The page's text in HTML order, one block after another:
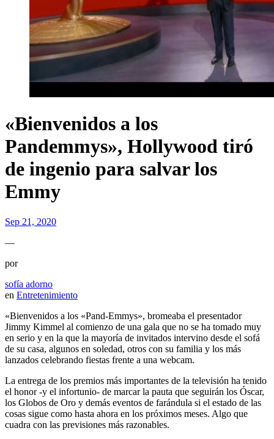
«Bienvenidos a los
Pandemmys», Hollywood tiró
de ingenio para salvar los
Emmy
Sep 21, 2020
—
por
sofía adorno
en Entretenimiento
«Bienvenidos a los «Pand-Emmys», bromeaba el presentador
Jimmy Kimmel al comienzo de una gala que no se ha tomado muy
en serio y en la que la mayoría de invitados intervino desde el sofá
de su casa, algunos en soledad, otros con su familia y los más
lanzados celebrando fiestas frente a una webcam.
La entrega de los premios más importantes de la televisión ha tenido
el honor -y el infortunio- de marcar la pauta que seguirán los Óscar,
los Globos de Oro y demás eventos de farándula si el estado de las
cosas sigue como hasta ahora en los próximos meses. Algo que
cuadra con las previsiones más razonables.